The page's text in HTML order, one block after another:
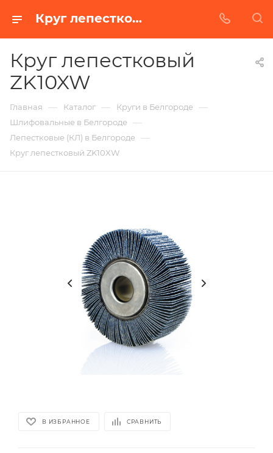
Круг лепестковый ZK10XW в Белгороде | Купить по недорогой цене от Абразивного Завода
Круг лепестковый
ZK10XW
Главная — Каталог — Круги в Белгороде —
Шлифовальные в Белгороде —
Лепестковые (КЛ) в Белгороде —
Круг лепестковый ZK10XW
В ИЗБРАННОЕ СРАВНИТЬ